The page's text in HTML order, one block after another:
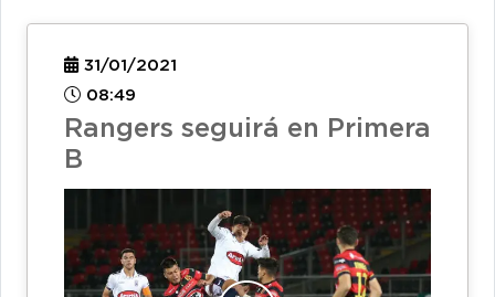
31/01/2021
08:49
Rangers seguirá en Primera
B